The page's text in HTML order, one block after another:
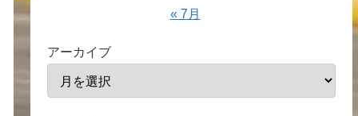
« 7月
アーカイブ